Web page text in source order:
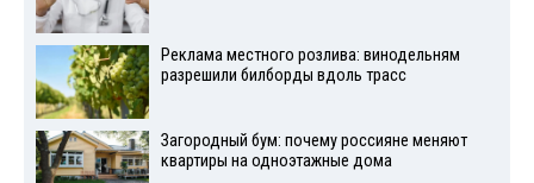
Реклама местного розлива: винодельням
разрешили билборды вдоль трасс
Загородный бум: почему россияне меняют
квартиры на одноэтажные дома